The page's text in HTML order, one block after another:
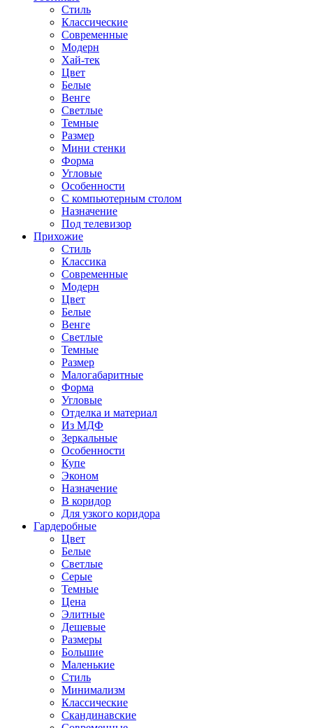
Стиль
Классические
Современные
Модерн
Хай-тек
Цвет
Белые
Венге
Светлые
Темные
Размер
Мини стенки
Форма
Угловые
Особенности
С компьютерным столом
Назначение
Под телевизор
Прихожие
Стиль
Классика
Современные
Модерн
Цвет
Белые
Венге
Светлые
Темные
Размер
Малогабаритные
Форма
Угловые
Отделка и материал
Из МДФ
Зеркальные
Особенности
Купе
Эконом
Назначение
В коридор
Для узкого коридора
Гардеробные
Цвет
Белые
Светлые
Серые
Темные
Цена
Элитные
Дешевые
Размеры
Большие
Маленькие
Стиль
Минимализм
Классические
Скандинавские